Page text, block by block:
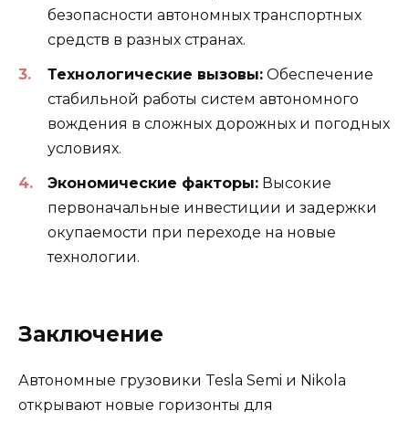
безопасности автономных транспортных
средств в разных странах.
Технологические вызовы: Обеспечение
стабильной работы систем автономного
вождения в сложных дорожных и погодных
условиях.
Экономические факторы: Высокие
первоначальные инвестиции и задержки
окупаемости при переходе на новые
технологии.
Заключение
Автономные грузовики Tesla Semi и Nikola
открывают новые горизонты для